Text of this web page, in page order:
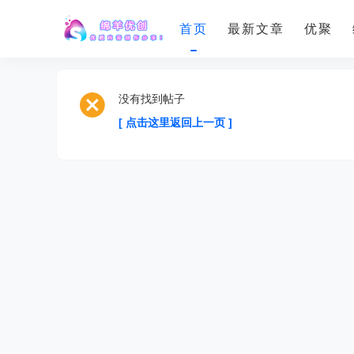
首页 最新文章 优聚
没有找到帖子
[ 点击这里返回上一页 ]